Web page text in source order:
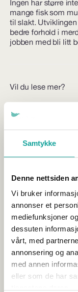
Samtykke
Denne nettsiden
Vi bruker
annonser et
mediefunksjoner
dessuten
vårt, med
annonsering og
med annen
eller som de har
Ingen har større
mange fisk som
til slakt.
bedre forhold i
jobben med bli litt
Vil du lese mer?
Tariffoppgjøret